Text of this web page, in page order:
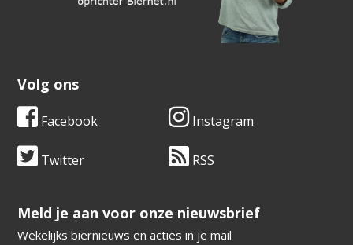
Volg ons
Facebook Instagram
Twitter RSS
​​​​​​​Meld je aan voor onze nieuwsbrief
Wekelijks biernieuws en acties in je mail